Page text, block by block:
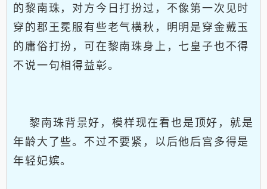
的黎南珠，对方今日打扮过，不像第一次见时
穿的郡王冕服有些老气横秋，明明是穿金戴玉
的庸俗打扮，可在黎南珠身上，七皇子也不得
不说一句相得益彰。
黎南珠背景好，模样现在看也是顶好，就是
年龄大了些。不过不要紧，以后他后宫多得是
年轻妃嫔。